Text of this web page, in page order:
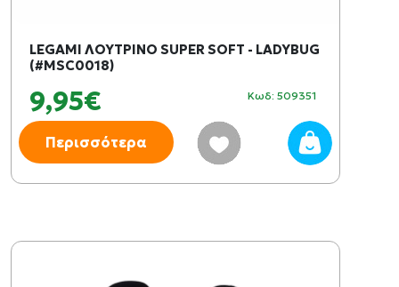
LEGAMI ΛΟΥΤΡΙΝΟ SUPER SOFT - LADYBUG
(#MSC0018)
9,95€ Κωδ: 509351
Περισσότερα